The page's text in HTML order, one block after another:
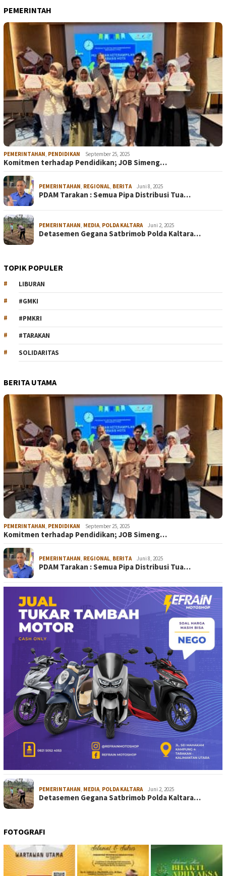
PEMERINTAH
PEMERINTAHAN PENDIDIKAN September 25, 2025
Komitmen terhadap Pendidikan; JOB Simeng…
PEMERINTAHAN REGIONAL BERITA Juni 8, 2025
PDAM Tarakan : Semua Pipa Distribusi Tua…
PEMERINTAHAN MEDIA POLDA KALTARA Juni 2, 2025
Detasemen Gegana Satbrimob Polda Kaltara…
TOPIK POPULER
LIBURAN
#GMKI
#PMKRI
#TARAKAN
SOLIDARITAS
BERITA UTAMA
PEMERINTAHAN PENDIDIKAN September 25, 2025
Komitmen terhadap Pendidikan; JOB Simeng…
PEMERINTAHAN REGIONAL BERITA Juni 8, 2025
PDAM Tarakan : Semua Pipa Distribusi Tua…
PEMERINTAHAN, MEDIA, POLDA KALTARA Juni 2, 2025
Detasemen Gegana Satbrimob Polda Kaltara…
FOTOGRAFI